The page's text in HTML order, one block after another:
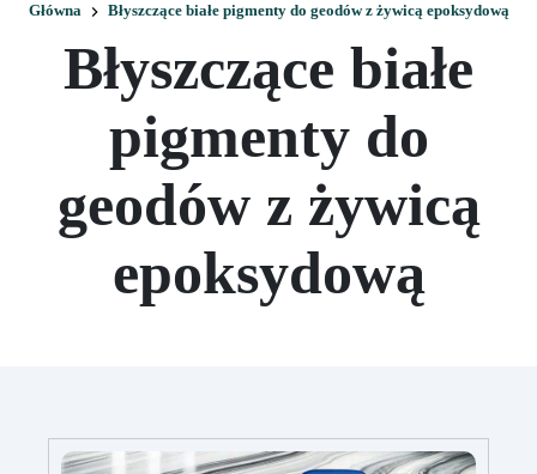
Główna Błyszczące białe pigmenty do geodów z żywicą epoksydową
Błyszczące białe
pigmenty do
geodów z żywicą
epoksydową